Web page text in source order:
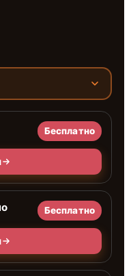
Бесплатно
Бесплатно